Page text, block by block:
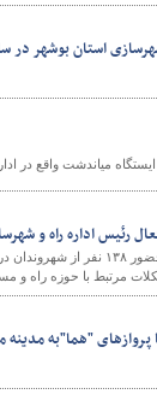
استان بوشهر در سال
میاندشت واقع در
رئیس اداره راه و
در یک‌صد و چهل و یکمین برنامه دوشنبه‌های
مرتبط با حوزه راه و
"هما"به‌ مدینه